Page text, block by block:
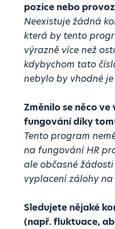
pozice nebo
Neexistuje žádná
která by tento
výrazně více než
kdybychom tato
nebylo by vhodné
Změnilo se něco ve
fungování díky
Tento program
na fungování HR
ale občasné
vyplacení zálohy na
Sledujete nějaké
(např. fluktuace,